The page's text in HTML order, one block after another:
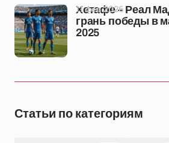
Хетафе – Реал
грань победы в
2025
11 фев 2026
Статьи по категориям